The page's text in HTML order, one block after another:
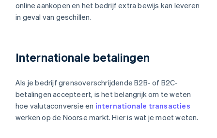
online aankopen en het bedrijf extra bewijs kan leveren
in geval van geschillen.
Internationale betalingen
Als je bedrijf grensoverschrijdende B2B- of B2C-
betalingen accepteert, is het belangrijk om te weten
hoe valutaconversie en internationale transacties
werken op de Noorse markt. Hier is wat je moet weten.